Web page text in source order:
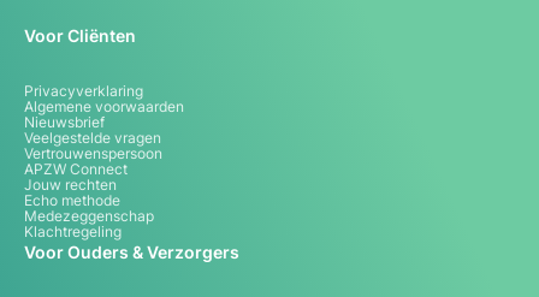
Voor Cliënten
Privacyverklaring
Algemene voorwaarden
Nieuwsbrief
Veelgestelde vragen
Vertrouwenspersoon
APZW Connect
Jouw rechten
Echo methode
Medezeggenschap
Klachtregeling
Voor Ouders & Verzorgers